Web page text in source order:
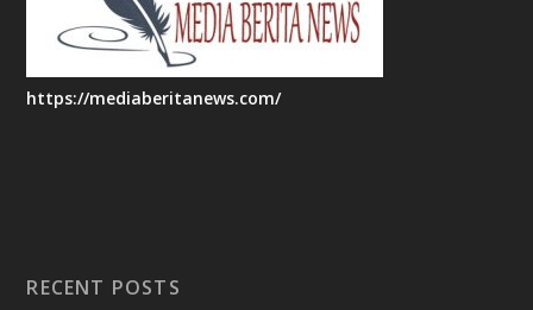
https://mediaberitanews.com/
RECENT POSTS